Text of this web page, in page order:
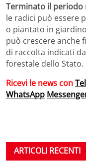
Terminato il periodo
le radici può essere
o piantato in
può crescere anche
di raccolta indicati
forestale dello Stato.
Ricevi le news con
WhatsApp
ARTICOLI RECENTI